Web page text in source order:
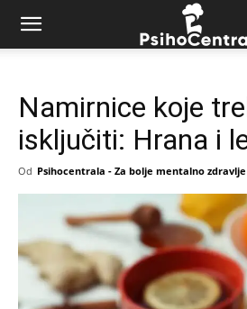
Namirnice koje
isključiti: Hrana i
Od Psihocentrala - Za bolje mentalno zdravlje